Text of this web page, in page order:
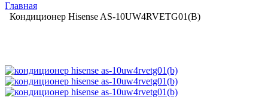
Главная
Кондиционер Hisense AS-10UW4RVETG01(B)